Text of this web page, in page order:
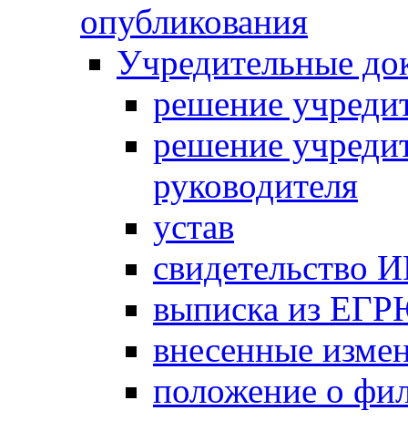
опубликования
Учредительные
решение
решение
руководителя
устав
свидетельство
выписка из
внесенные
положение о